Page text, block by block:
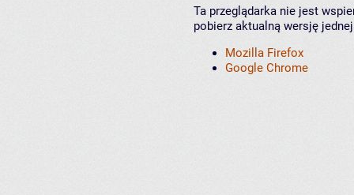
Ta przeglądarka nie jest
pobierz aktualną wersję
Mozilla Firefox
Google Chrome